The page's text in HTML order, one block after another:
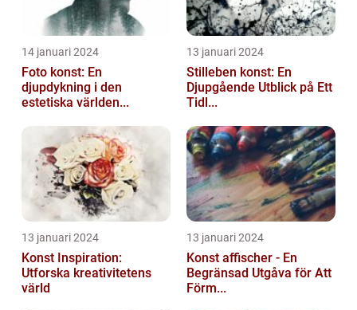
14 januari 2024
Foto konst: En
djupdykning i den
estetiska världen...
13 januari 2024
Stilleben konst: En
Djupgående Utblick på Ett
Tidl...
13 januari 2024
Konst Inspiration:
Utforska kreativitetens
värld
13 januari 2024
Konst affischer - En
Begränsad Utgåva för Att
Förm...